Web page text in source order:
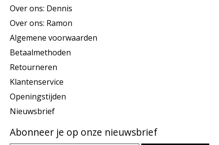
Over ons: Dennis
Over ons: Ramon
Algemene voorwaarden
Betaalmethoden
Retourneren
Klantenservice
Openingstijden
Nieuwsbrief
Abonneer je op onze nieuwsbrief